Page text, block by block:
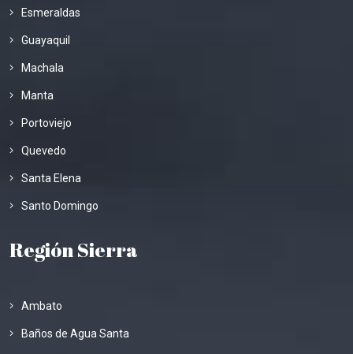
Esmeraldas
Guayaquil
Machala
Manta
Portoviejo
Quevedo
Santa Elena
Santo Domingo
Región Sierra
Ambato
Baños de Agua Santa